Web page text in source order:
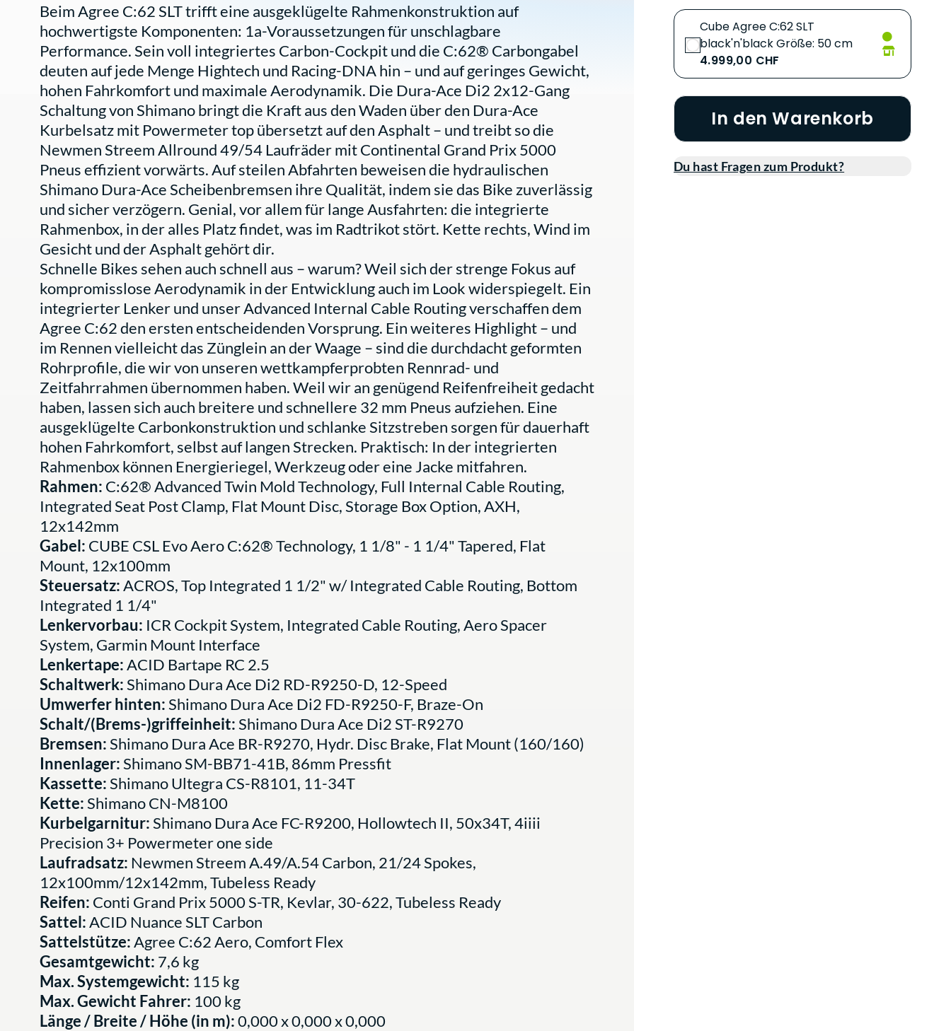
Beim Agree C:62 SLT trifft eine ausgeklügelte Rahmenkonstruktion auf
hochwertigste Komponenten: 1a-Voraussetzungen für unschlagbare
Performance. Sein voll integriertes Carbon-Cockpit und die C:62® Carbongabel
deuten auf jede Menge Hightech und Racing-DNA hin – und auf geringes Gewicht,
hohen Fahrkomfort und maximale Aerodynamik. Die Dura-Ace Di2 2x12-Gang
Schaltung von Shimano bringt die Kraft aus den Waden über den Dura-Ace
Kurbelsatz mit Powermeter top übersetzt auf den Asphalt – und treibt so die
Newmen Streem Allround 49/54 Laufräder mit Continental Grand Prix 5000
Pneus effizient vorwärts. Auf steilen Abfahrten beweisen die hydraulischen
Shimano Dura-Ace Scheibenbremsen ihre Qualität, indem sie das Bike zuverlässig
und sicher verzögern. Genial, vor allem für lange Ausfahrten: die integrierte
Rahmenbox, in der alles Platz findet, was im Radtrikot stört. Kette rechts, Wind im
Gesicht und der Asphalt gehört dir.
Schnelle Bikes sehen auch schnell aus – warum? Weil sich der strenge Fokus auf
kompromisslose Aerodynamik in der Entwicklung auch im Look widerspiegelt. Ein
integrierter Lenker und unser Advanced Internal Cable Routing verschaffen dem
Agree C:62 den ersten entscheidenden Vorsprung. Ein weiteres Highlight – und
im Rennen vielleicht das Zünglein an der Waage – sind die durchdacht geformten
Rohrprofile, die wir von unseren wettkampferprobten Rennrad- und
Zeitfahrrahmen übernommen haben. Weil wir an genügend Reifenfreiheit gedacht
haben, lassen sich auch breitere und schnellere 32 mm Pneus aufziehen. Eine
ausgeklügelte Carbonkonstruktion und schlanke Sitzstreben sorgen für dauerhaft
hohen Fahrkomfort, selbst auf langen Strecken. Praktisch: In der integrierten
Rahmenbox können Energieriegel, Werkzeug oder eine Jacke mitfahren.
Rahmen: C:62® Advanced Twin Mold Technology, Full Internal Cable Routing,
Integrated Seat Post Clamp, Flat Mount Disc, Storage Box Option, AXH,
12x142mm
Gabel: CUBE CSL Evo Aero C:62® Technology, 1 1/8" - 1 1/4" Tapered, Flat
Mount, 12x100mm
Steuersatz:ACROS, Top Integrated 1 1/2" w/ Integrated Cable Routing, Bottom
Integrated 1 1/4"
Lenkervorbau: ICR Cockpit System, Integrated Cable Routing, Aero Spacer
System, Garmin Mount Interface
Lenkertape:ACID Bartape RC 2.5
Schaltwerk:Shimano Dura Ace Di2 RD-R9250-D, 12-Speed
Umwerfer hinten:Shimano Dura Ace Di2 FD-R9250-F, Braze-On
Schalt/(Brems-)griffeinheit:Shimano Dura Ace Di2 ST-R9270
Bremsen:Shimano Dura Ace BR-R9270, Hydr. Disc Brake, Flat Mount (160/160)
Innenlager:Shimano SM-BB71-41B, 86mm Pressfit
Kassette:Shimano Ultegra CS-R8101, 11-34T
Kette:Shimano CN-M8100
Kurbelgarnitur:Shimano Dura Ace FC-R9200, Hollowtech II, 50x34T, 4iiii
Precision 3+ Powermeter one side
Laufradsatz: Newmen Streem A.49/A.54 Carbon, 21/24 Spokes,
12x100mm/12x142mm, Tubeless Ready
Reifen: Conti Grand Prix 5000 S-TR, Kevlar, 30-622, Tubeless Ready
Sattel:ACID Nuance SLT Carbon
Sattelstütze:Agree C:62 Aero, Comfort Flex
Gesamtgewicht: 7,6 kg
Max. Systemgewicht: 115 kg
Max. Gewicht Fahrer: 100 kg
Länge / Breite / Höhe (in m):0,000 x 0,000 x 0,000
Cube Agree C:62 SLT
black'n'black Größe: 50 cm
4.999,00 CHF
In den Warenkorb
Du hast Fragen zum Produkt?